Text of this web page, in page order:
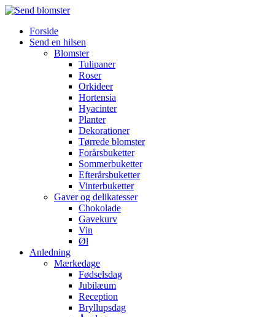
Forside
Send en hilsen
Blomster
Tulipaner
Roser
Orkideer
Hortensia
Hyacinter
Planter
Dekorationer
Tørrede blomster
Forårsbuketter
Sommerbuketter
Efterårsbuketter
Vinterbuketter
Gaver og delikatesser
Chokolade
Gavekurv
Vin
Øl
Anledning
Mærkedage
Fødselsdag
Jubilæum
Reception
Bryllupsdag